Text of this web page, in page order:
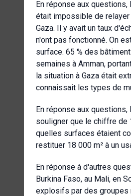
En réponse aux
était impossible de
Gaza. Il y avait un taux
n'ont pas fonctionné. On
surface. 65 % des
semaines à Amman,
la situation à Gaza était
connaissait les types de
En réponse aux
souligner que le chiffre de
quelles surfaces étaient
restituer 18 000 m² à un
En réponse à d'autres
Burkina Faso, au Mali, en
explosifs par des groupes